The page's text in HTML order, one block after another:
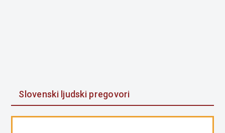
Slovenski ljudski pregovori